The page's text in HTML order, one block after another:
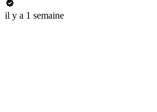
il y a 1 semaine